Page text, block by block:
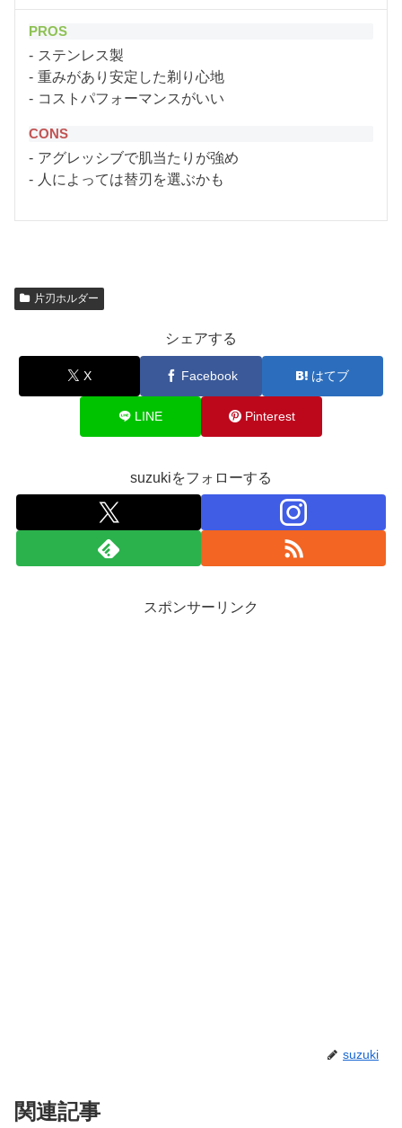
PROS
ステンレス製
重みがあり安定した剃り心地
コストパフォーマンスがいい
CONS
アグレッシブで肌当たりが強め
人によっては替刃を選ぶかも
片刃ホルダー
シェアする
X Facebook はてブ
LINE Pinterest
suzukiをフォローする
スポンサーリンク
suzuki
関連記事